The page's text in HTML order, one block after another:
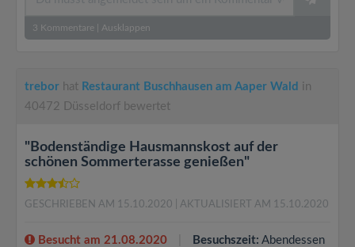
3 Kommentare Ausklappen
trebor hat Restaurant Buschhausen am Aaper Wald in
40472 Düsseldorf bewertet
"Bodenständige Hausmannskost auf der
schönen Sommerterasse genießen"
GESCHRIEBEN AM 15.10.2020 | AKTUALISIERT AM 15.10.2020
Besucht am 21.08.2020 Besuchszeit: Abendessen